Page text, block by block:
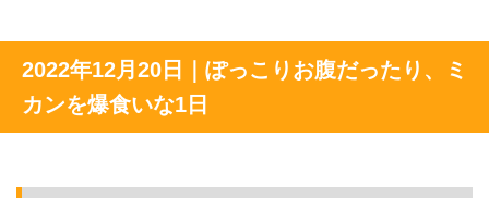
2022年12月20日｜ぽっこりお腹だったり、ミ
カンを爆食いな1日